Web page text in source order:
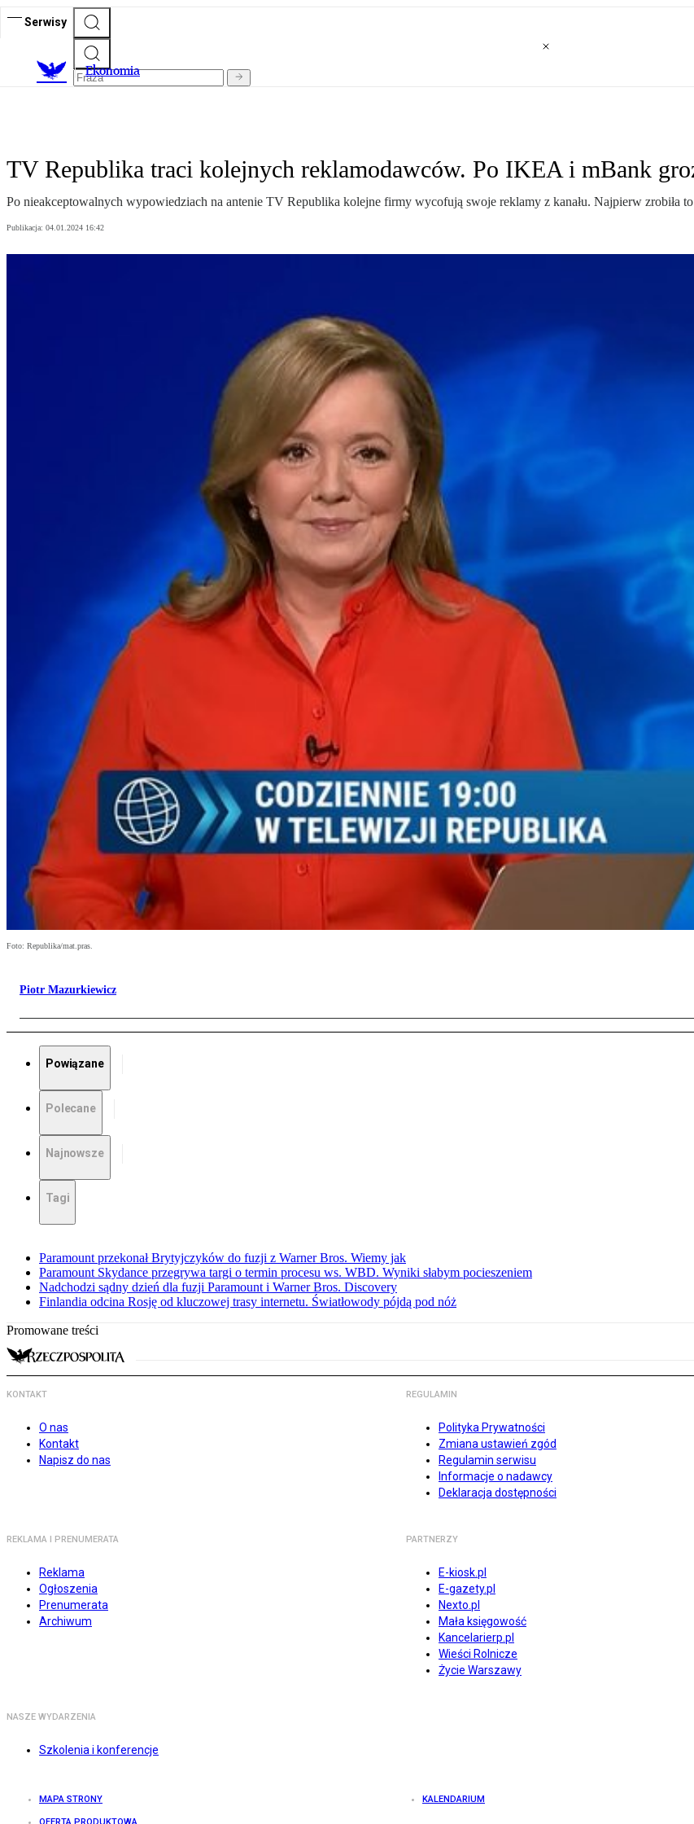
Serwisy
Ekonomia
TV Republika traci kolejnych reklamodawców. Po IKEA i mBank
Po nieakceptowalnych wypowiedziach na antenie TV Republika kolejne firmy wycofują swoje reklamy z kanału. Najpierw zrobiła
Publikacja: 04.01.2024 16:42
Foto: Republika/mat.pras.
Piotr Mazurkiewicz
Powiązane
Polecane
Najnowsze
Tagi
Paramount przekonał Brytyjczyków do fuzji z Warner Bros. Wiemy jak
Paramount Skydance przegrywa targi o termin procesu ws. WBD. Wyniki słabym pocieszeniem
Nadchodzi sądny dzień dla fuzji Paramount i Warner Bros. Discovery
Finlandia odcina Rosję od kluczowej trasy internetu. Światłowody pójdą pod nóż
Promowane treści
KONTAKT
O nas
Kontakt
Napisz do nas
REGULAMIN
Polityka Prywatności
Zmiana ustawień zgód
Regulamin serwisu
Informacje o nadawcy
Deklaracja dostępności
REKLAMA I PRENUMERATA
Reklama
Ogłoszenia
Prenumerata
Archiwum
PARTNERZY
E-kiosk.pl
E-gazety.pl
Nexto.pl
Mała księgowość
Kancelarierp.pl
Wieści Rolnicze
Życie Warszawy
NASZE WYDARZENIA
Szkolenia i konferencje
MAPA STRONY KALENDARIUM